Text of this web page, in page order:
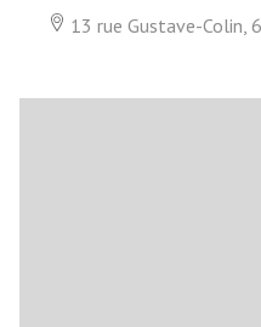
13 rue Gustave-Colin,